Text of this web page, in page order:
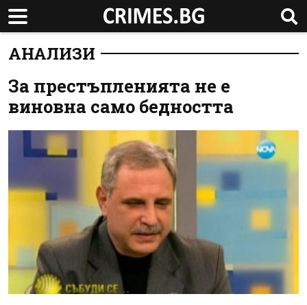
АНАЛИЗИ
За престъпленията не е
виновна само бедността